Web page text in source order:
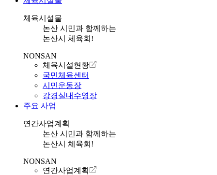
체육시설물
논산 시민과 함께하는
논산시 체육회!
NONSAN
체육시설현황
국민체육센터
시민운동장
강경실내수영장
주요 사업
연간사업계획
논산 시민과 함께하는
논산시 체육회!
NONSAN
연간사업계획